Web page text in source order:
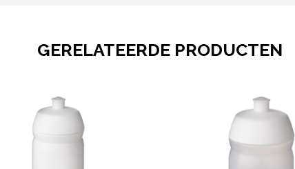
GERELATEERDE PRODUCTEN